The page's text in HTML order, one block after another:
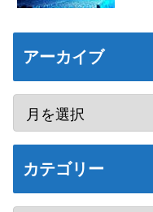
アーカイブ
カテゴリー